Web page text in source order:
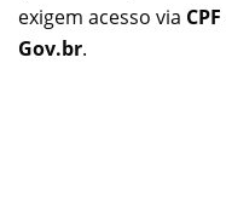
exigem acesso via CPF
Gov.br.